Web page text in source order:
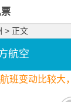
> 正文
航空
班变动比较大，